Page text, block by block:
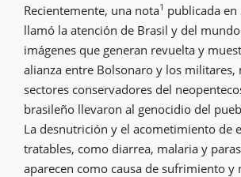
Recientemente, una nota1 publicada en
llamó la atención de Brasil y del
imágenes que generan revuelta y
alianza entre Bolsonaro y los militares,
sectores conservadores del
brasileño llevaron al genocidio del
La desnutrición y el acometimiento de
tratables, como diarrea, malaria y
aparecen como causa de sufrimiento y